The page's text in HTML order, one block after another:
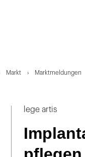
Markt Marktmeldungen
lege artis